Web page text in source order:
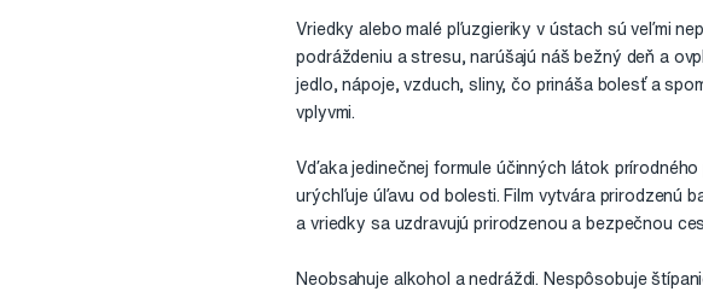
Vriedky alebo malé pľuzgieriky v ústach sú veľmi
podráždeniu a stresu, narúšajú náš bežný deň a
jedlo, nápoje, vzduch, sliny, čo prináša bolesť a
vplyvmi.
Vďaka jedinečnej formule účinných látok
urýchľuje úľavu od bolesti. Film vytvára prirodzenú
a vriedky sa uzdravujú prirodzenou a bezpečnou
Neobsahuje alkohol a nedráždi. Nespôsobuje